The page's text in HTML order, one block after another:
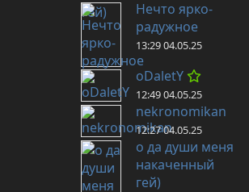
Нечто ярко-
радужное
13:29 04.05.25
oDaletY
12:49 04.05.25
nekronomikan
12:27 04.05.25
о да души меня
накаченный
гей)